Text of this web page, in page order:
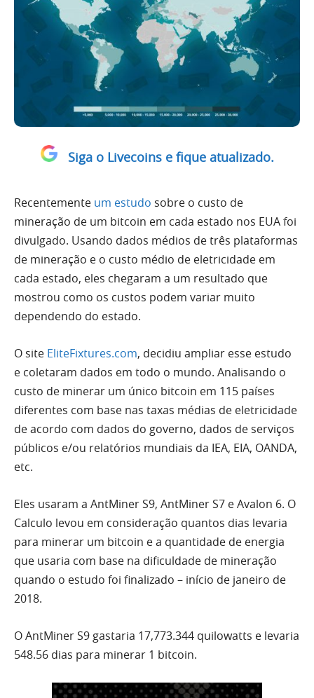
Siga o Livecoins e fique atualizado.
Recentemente um estudo sobre o custo de
mineração de um bitcoin em cada estado nos EUA foi
divulgado. Usando dados médios de três plataformas
de mineração e o custo médio de eletricidade em
cada estado, eles chegaram a um resultado que
mostrou como os custos podem variar muito
dependendo do estado.
O site EliteFixtures.com, decidiu ampliar esse estudo
e coletaram dados em todo o mundo. Analisando o
custo de minerar um único bitcoin em 115 países
diferentes com base nas taxas médias de eletricidade
de acordo com dados do governo, dados de serviços
públicos e/ou relatórios mundiais da IEA, EIA, OANDA,
etc.
Eles usaram a AntMiner S9, AntMiner S7 e Avalon 6. O
Calculo levou em consideração quantos dias levaria
para minerar um bitcoin e a quantidade de energia
que usaria com base na dificuldade de mineração
quando o estudo foi finalizado – início de janeiro de
2018.
O AntMiner S9 gastaria 17,773.344 quilowatts e levaria
548.56 dias para minerar 1 bitcoin.